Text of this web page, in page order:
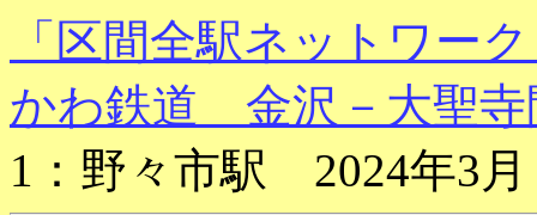
「区間全駅ネットワー
かわ鉄道 金沢－大聖寺
1：野々市駅 2024年3